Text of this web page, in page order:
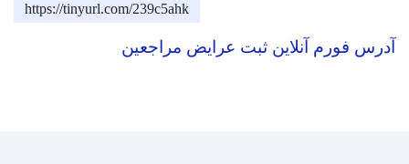
https://tinyurl.com/239c5ahk
آدرس فورم آنلاین ثبت عرایض مراجعین